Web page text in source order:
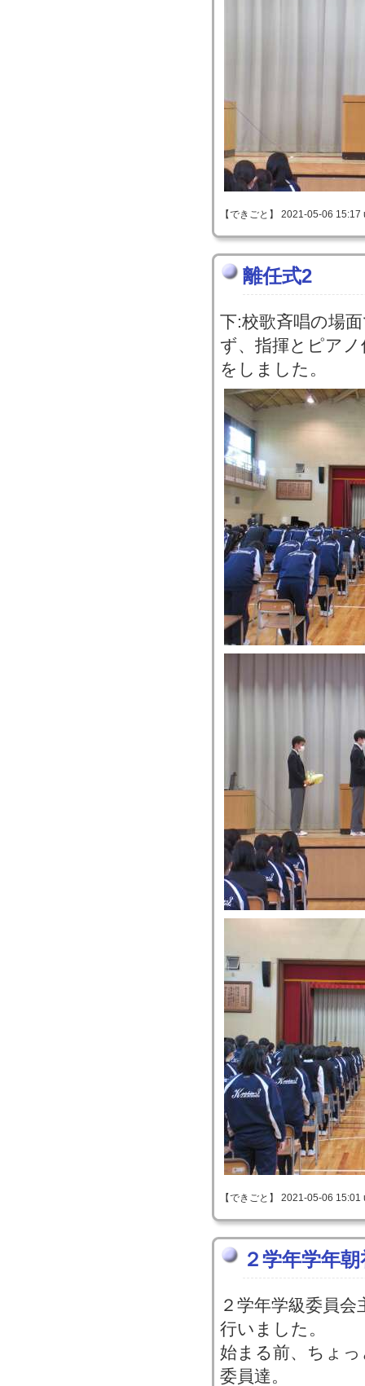
【できごと】 2021-05-06
離任式2
下:校歌斉唱の場
ず、指揮とピア
をしました。
【できごと】 2021-05-06
２学年学年朝
２学年学級委員
行いました。
始まる前、ちょ
委員達。